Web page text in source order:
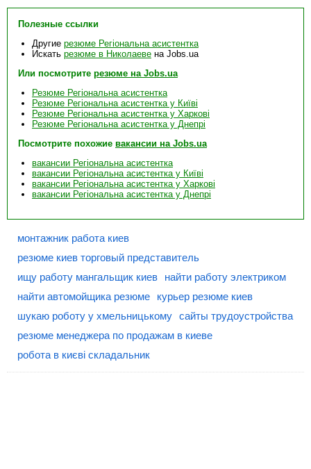
Полезные ссылки
Другие резюме Регіональна асистентка
Искать резюме в Николаеве на Jobs.ua
Или посмотрите резюме на Jobs.ua
Резюме Регіональна асистентка
Резюме Регіональна асистентка у Київі
Резюме Регіональна асистентка у Харкові
Резюме Регіональна асистентка у Днепрі
Посмотрите похожие вакансии на Jobs.ua
вакансии Регіональна асистентка
вакансии Регіональна асистентка у Київі
вакансии Регіональна асистентка у Харкові
вакансии Регіональна асистентка у Днепрі
монтажник работа киев
резюме киев торговый представитель
ищу работу мангальщик киев
найти работу электриком
найти автомойщика резюме
курьер резюме киев
шукаю роботу у хмельницькому сайты трудоустройства
резюме менеджера по продажам в киеве
робота в києві складальник